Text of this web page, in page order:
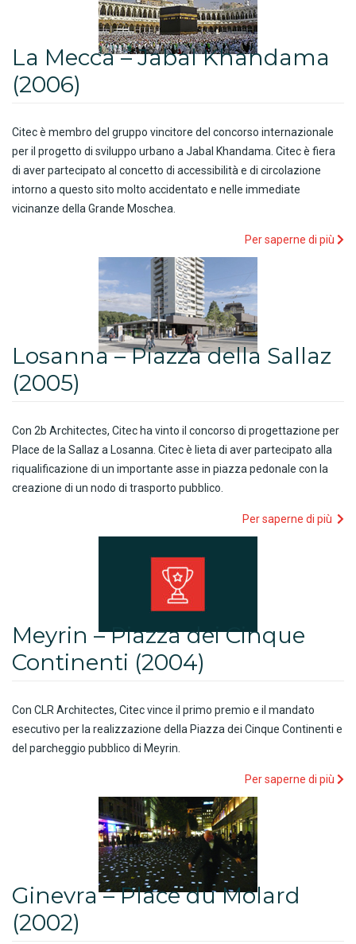
La Mecca – Jabal Khandama
(2006)
Citec è membro del gruppo vincitore del concorso internazionale
per il progetto di sviluppo urbano a Jabal Khandama. Citec è fiera
di aver partecipato al concetto di accessibilità e di circolazione
intorno a questo sito molto accidentato e nelle immediate
vicinanze della Grande Moschea.
Per saperne di più
Losanna – Piazza della Sallaz
(2005)
Con 2b Architectes, Citec ha vinto il concorso di progettazione per
Place de la Sallaz a Losanna. Citec è lieta di aver partecipato alla
riqualificazione di un importante asse in piazza pedonale con la
creazione di un nodo di trasporto pubblico.
Per saperne di più
Meyrin – Piazza dei Cinque
Continenti (2004)
Con CLR Architectes, Citec vince il primo premio e il mandato
esecutivo per la realizzazione della Piazza dei Cinque Continenti e
del parcheggio pubblico di Meyrin.
Per saperne di più
Ginevra – Place du Molard
(2002)